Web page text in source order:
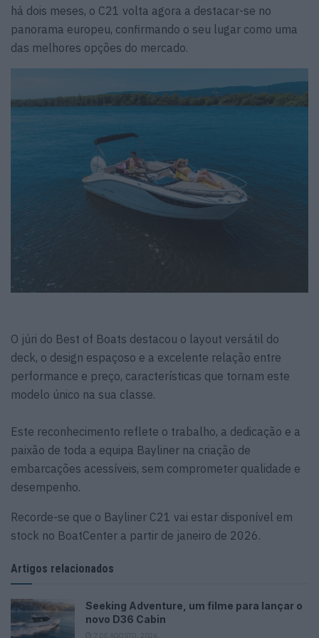
há dois meses, o C21 volta agora a destacar-se no
panorama europeu, confirmando o seu lugar como uma
das melhores opções do mercado.
O júri do Best of Boats destacou o layout versátil do
deck, o design espaçoso e a excelente relação entre
performance e preço, características que tornam este
modelo único na sua classe.
Este reconhecimento reflete o trabalho, a dedicação e a
paixão de toda a equipa Bayliner na criação de
embarcações acessíveis, sem comprometer qualidade e
desempenho.
Recorde-se que o Bayliner C21 vai estar disponível em
stock no BoatCenter a partir de janeiro de 2026.
Artigos relacionados
Seeking Adventure, um filme para lançar o
novo D36 Cabin